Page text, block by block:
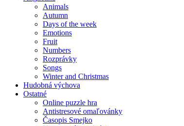
Animals
Autumn
Days of the week
Emotions
Fruit
Numbers
Rozprávky
Songs
Winter and Christmas
Hudobná výchova
Ostatné
Online puzzle hra
Antistresové omaľovánky
Časopis Smejko